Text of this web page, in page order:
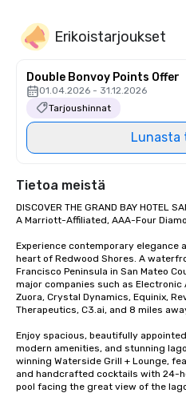
Erikoistarjoukset
Double Bonvoy Points Offer
01.04.2026 - 31.12.2026
Tarjoushinnat
Lunasta
Tietoa meistä
DISCOVER THE GRAND BAY HOTEL
A Marriott-Affiliated, AAA-Four
Experience contemporary elegance
heart of Redwood Shores. A
Francisco Peninsula in San Mateo
major companies such as Electronic
Zuora, Crystal Dynamics, Equinix,
Therapeutics, C3.ai, and 8 miles
Enjoy spacious, beautifully
modern amenities, and stunning
winning Waterside Grill + Lounge,
and handcrafted cocktails with 24-
pool facing the great view of the